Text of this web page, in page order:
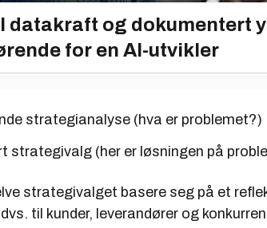
datakraft og dokumentert
for en AI-utvikler
strategianalyse (hva er problemet?)
strategivalg (her er løsningen på
strategivalget basere seg på et
til kunder, leverandører og